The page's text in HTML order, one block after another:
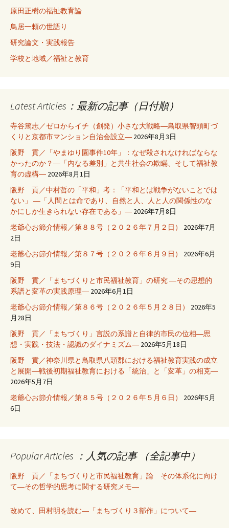
原田正樹の福祉教育論
鳥居一頼の世語り
研究論文・実践報告
学校と地域／福祉と教育
Latest Articles：最新の記事（日付順）
寺谷篤志／ゼロからイチ（創発）小さな大戦略―鳥取県智頭町づ
くりと京都市マンション自治会設立― 2026年8月3日
阪野 貢／「やまゆり園事件10年」：なぜ殺されなければならな
かったのか？―「内なる差別」と共生社会の欺瞞、そして福祉教
育の虚構― 2026年8月1日
阪野 貢／中村哲の「平和」考：「平和とは戦争がないことでは
ない」 ―「人間とは命であり、自然と人、人と人の関係性のな
かにしか生きられない存在である」― 2026年7月8日
老爺心お節介情報／第８８号（２０２６年７月２日）
2026年7月
2日
老爺心お節介情報／第８７号（２０２６年６月９日）
2026年6月
9日
阪野 貢／「まちづくりと市民福祉教育」の研究 ―その思想的
系譜と変革の実践原理― 2026年6月1日
老爺心お節介情報／第８６号（２０２６年５月２８日）
2026年5
月28日
阪野 貢／「まちづくり」言説の系譜と自律的市民の位相―思
想・実践・技法・認識のダイナミズム― 2026年5月18日
阪野 貢／神奈川県と鳥取県八頭郡における福祉教育実践の成立
と展開―戦後初期福祉教育における「統治」と「変革」の相克―
2026年5月7日
老爺心お節介情報／第８５号（２０２６年５月６日）
2026年5月
6日
Popular Articles ：人気の記事 （全記事中）
阪野 貢／「まちづくりと市民福祉教育」論 その体系化に向け
て―その哲学的思考に関する研究メモ―
改めて、田村明を読む―「まちづくり３部作」について―